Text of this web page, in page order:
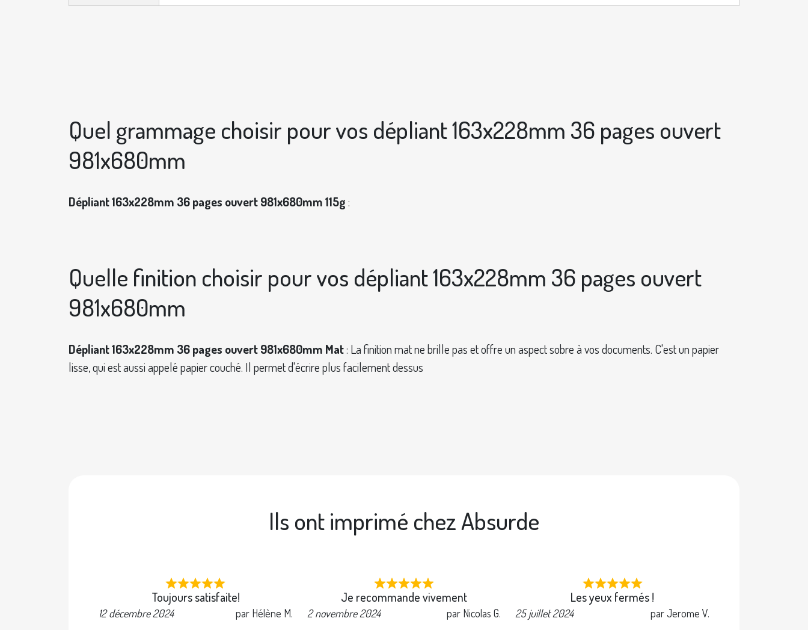
Quel grammage choisir pour vos dépliant 163x228mm 36 pages ouvert
981x680mm
Dépliant 163x228mm 36 pages ouvert 981x680mm 115g :
Quelle finition choisir pour vos dépliant 163x228mm 36 pages ouvert
981x680mm
Dépliant 163x228mm 36 pages ouvert 981x680mm Mat: La finition mat ne brille pas et offre un aspect sobre à vos documents. C'est un papier
lisse, qui est aussi appelé papier couché. Il permet d'écrire plus facilement dessus
Ils ont imprimé chez Absurde
Toujours satisfaite!
12 décembre 2024
par Hélène M.
Je recommande vivement
2 novembre 2024
par Nicolas G.
Les yeux fermés !
25 juillet 2024
par Jerome V.